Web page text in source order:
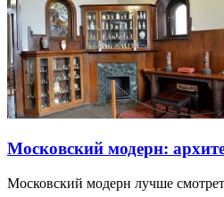
Московский модерн:
Московский модерн лучше